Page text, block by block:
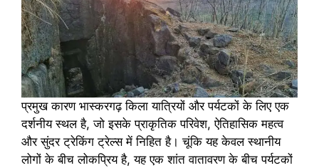
प्रमुख कारण भास्करगढ़ किला यात्रियों और पर्यटकों के लिए एक
दर्शनीय स्थल है, जो इसके प्राकृतिक परिवेश, ऐतिहासिक महत्व
और सुंदर ट्रेकिंग ट्रेल्स में निहित है। चूंकि यह केवल स्थानीय
लोगों के बीच लोकप्रिय है, यह एक शांत वातावरण के बीच पर्यटकों